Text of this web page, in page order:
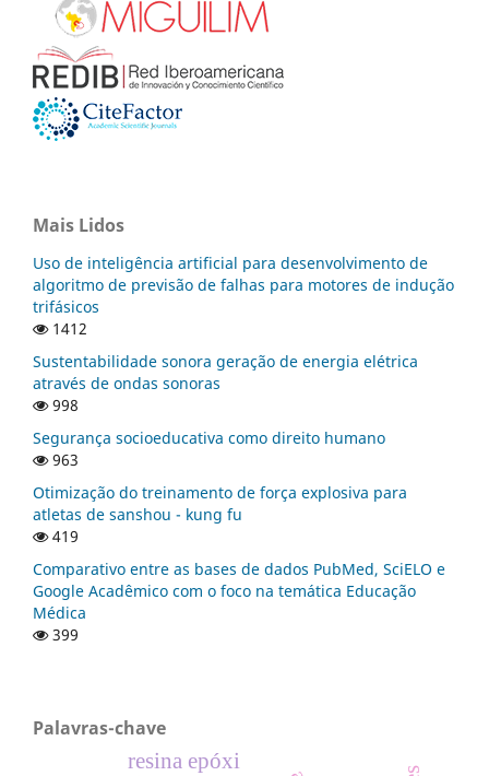
Mais Lidos
Uso de inteligência artificial para desenvolvimento de
algoritmo de previsão de falhas para motores de indução
trifásicos
1412
Sustentabilidade sonora geração de energia elétrica
através de ondas sonoras
998
Segurança socioeducativa como direito humano
963
Otimização do treinamento de força explosiva para
atletas de sanshou - kung fu
419
Comparativo entre as bases de dados PubMed, SciELO e
Google Acadêmico com o foco na temática Educação
Médica
399
Palavras-chave
resina epóxi